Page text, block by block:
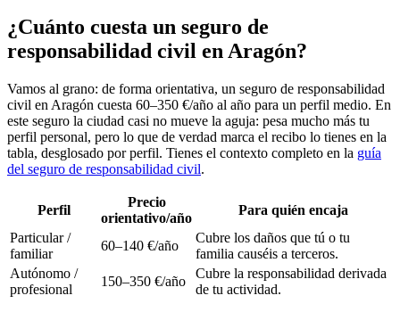
¿Cuánto cuesta un seguro de
responsabilidad civil en Aragón?
Vamos al grano: de forma orientativa, un seguro de responsabilidad
civil en Aragón cuesta 60–350 €/año al año para un perfil medio. En
este seguro la ciudad casi no mueve la aguja: pesa mucho más tu
perfil personal, pero lo que de verdad marca el recibo lo tienes en la
tabla, desglosado por perfil. Tienes el contexto completo en la guía
del seguro de responsabilidad civil.
Perfil
Precio
orientativo/año
Para quién encaja
Particular /
familiar
60–140 €/año
Cubre los daños que tú o tu
familia causéis a terceros.
Autónomo /
profesional
150–350 €/año
Cubre la responsabilidad derivada
de tu actividad.